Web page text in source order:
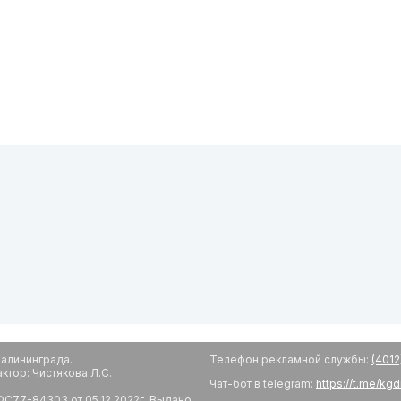
Чистякова Л.С.
Телефон рекламной службы:
Чат-бот в telegram: https://t.me/